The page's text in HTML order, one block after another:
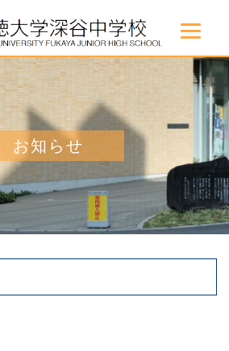
お知らせ